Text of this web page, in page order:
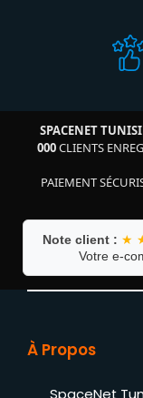
SPACENET
000CLIENTS
PAIEMENT
Note client : ★
Votre e-
À Propos
SpaceNet